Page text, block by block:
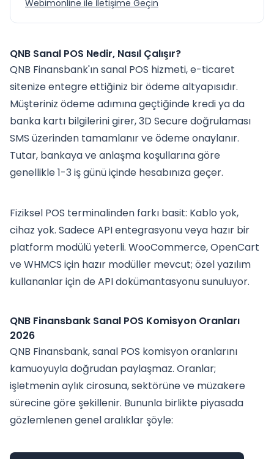
Webimonline ile İletişime Geçin
QNB Sanal POS Nedir, Nasıl Çalışır?
QNB Finansbank'ın sanal POS hizmeti, e-ticaret
sitenize entegre ettiğiniz bir ödeme altyapısıdır.
Müşteriniz ödeme adımına geçtiğinde kredi ya da
banka kartı bilgilerini girer, 3D Secure doğrulaması
SMS üzerinden tamamlanır ve ödeme onaylanır.
Tutar, bankaya ve anlaşma koşullarına göre
genellikle 1-3 iş günü içinde hesabınıza geçer.
Fiziksel POS terminalinden farkı basit: Kablo yok,
cihaz yok. Sadece API entegrasyonu veya hazır bir
platform modülü yeterli. WooCommerce, OpenCart
ve WHMCS için hazır modüller mevcut; özel yazılım
kullananlar için de API dokümantasyonu sunuluyor.
QNB Finansbank Sanal POS Komisyon Oranları
2026
QNB Finansbank, sanal POS komisyon oranlarını
kamuoyuyla doğrudan paylaşmaz. Oranlar;
işletmenin aylık cirosuna, sektörüne ve müzakere
sürecine göre şekillenir. Bununla birlikte piyasada
gözlemlenen genel aralıklar şöyle: